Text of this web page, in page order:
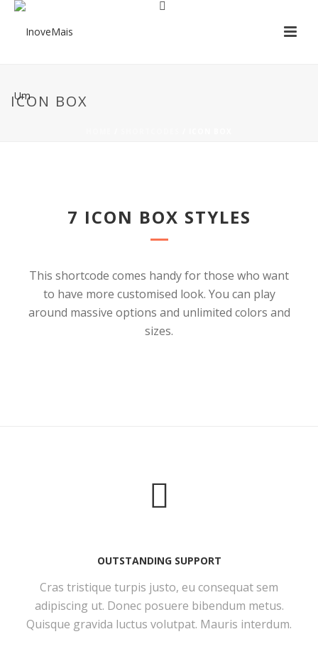
ICON BOX
7 ICON BOX STYLES
This shortcode comes handy for those who want
to have more customised look. You can play
around massive options and unlimited colors and
sizes.
OUTSTANDING SUPPORT
Cras tristique turpis justo, eu consequat sem
adipiscing ut. Donec posuere bibendum metus.
Quisque gravida luctus volutpat. Mauris interdum.